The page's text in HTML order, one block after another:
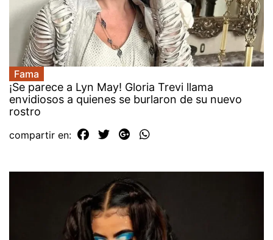
Fama
¡Se parece a Lyn May! Gloria Trevi llama
envidiosos a quienes se burlaron de su nuevo
rostro
compartir en: